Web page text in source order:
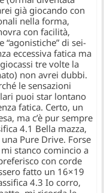
già giocando con
nella forma,
con facilità,
di sei-
eccessiva fatica ma
tre volte la
non avrei dubbi.
le sensazioni
puoi star lontano
fatica. Certo, un
ma c’è pur sempre
4.1 Bella mazza,
Pure Drive. Forse
stanco comincio a
con corde
fatto un 16×19
4.3 Io corro,